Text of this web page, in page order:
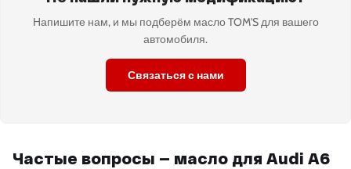
Напишите нам, и мы подберём масло TOM'S для вашего
автомобиля.
Связаться с нами
Частые вопросы — масло для Audi A6